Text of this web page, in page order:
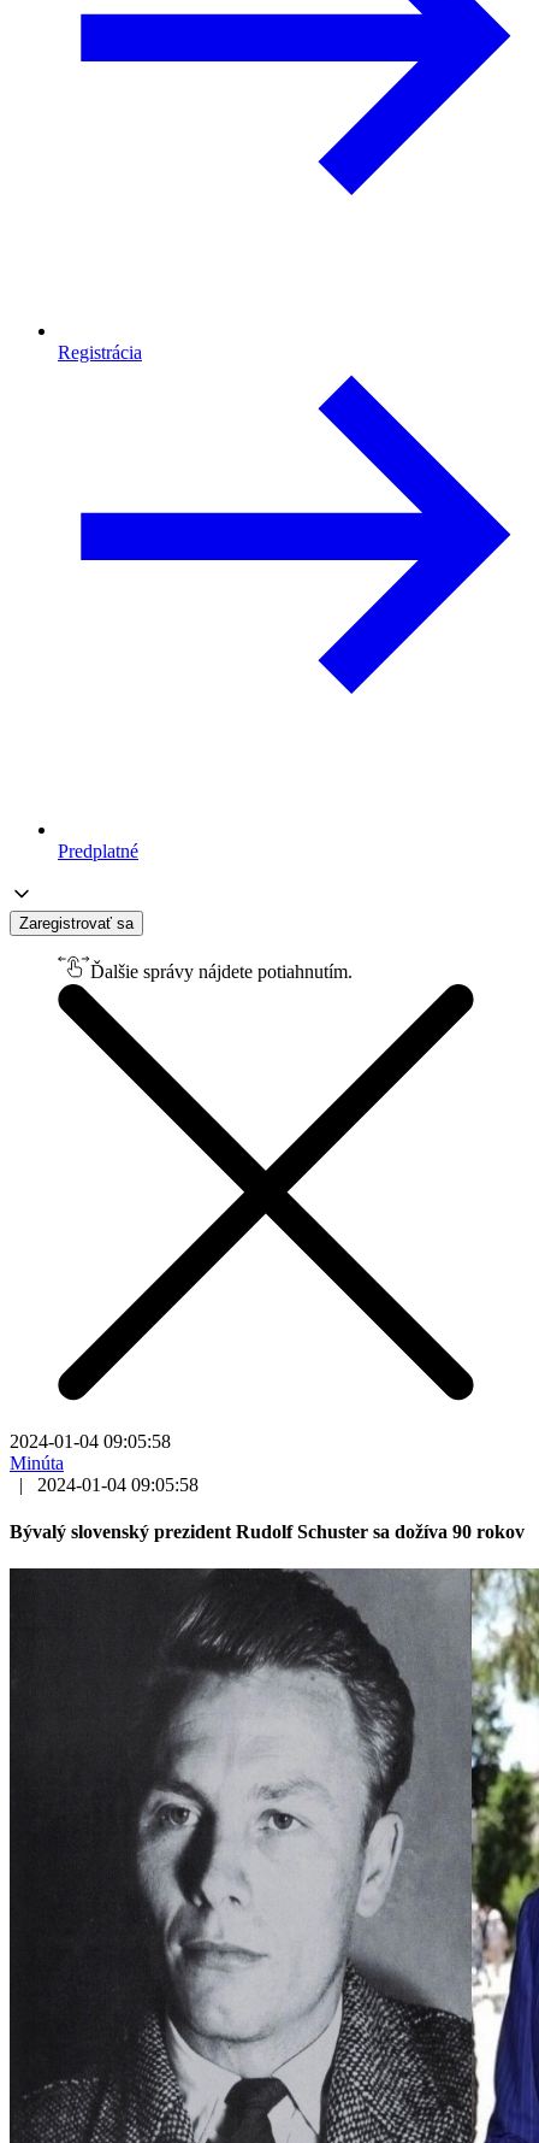
Registrácia
Predplatné
Zaregistrovať sa
Ďalšie správy nájdete potiahnutím.
2024-01-04 09:05:58
Minúta
|
2024-01-04 09:05:58
Bývalý slovenský prezident Rudolf Schuster sa dožíva 90 rokov